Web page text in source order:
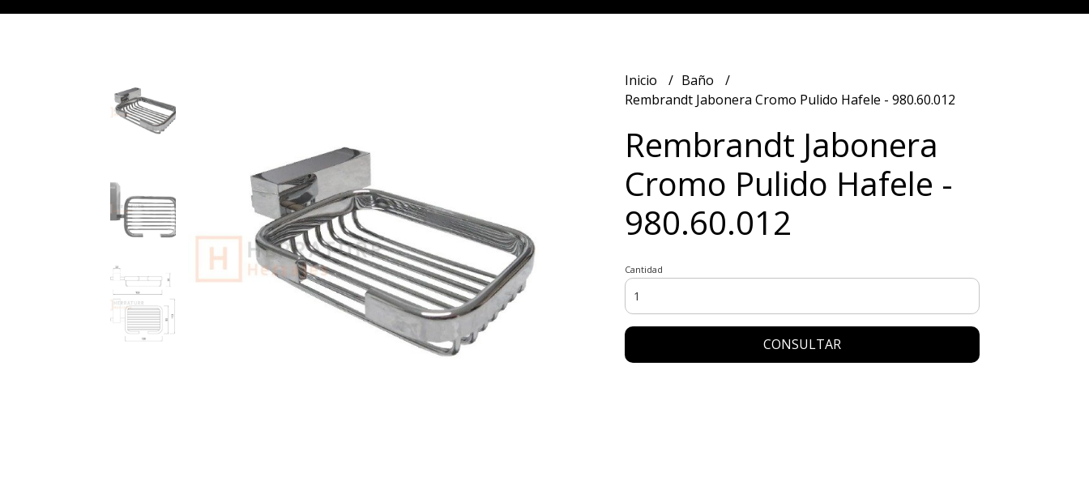
Inicio
Baño
Rembrandt Jabonera Cromo Pulido Hafele - 980.60.012
Rembrandt Jabonera
Cromo Pulido Hafele -
980.60.012
Cantidad
CONSULTAR